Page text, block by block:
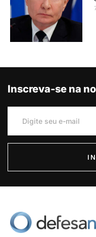
Inscreva-se na